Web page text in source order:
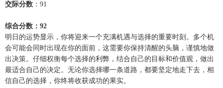
交际分数 ：91
综合分数：92
明日的运势显示，你将迎来一个充满机遇与选择的重要时刻。多个机
会可能会同时出现在你的面前，这需要你保持清醒的头脑，谨慎地做
出决策。仔细权衡每个选择的利弊，结合自己的目标和价值观，做出
最适合自己的决定。无论你选择哪一条道路，都要坚定地走下去，相
信自己的选择，你终将收获成功的果实。